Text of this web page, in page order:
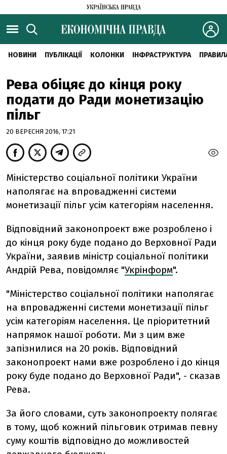
НОВИНИ ПУБЛІКАЦІЇ КОЛОНКИ ІНФРАСТРУКТУРА
Рева обіцяє до кінця року
подати до Ради монетизацію
пільг
20 ВЕРЕСНЯ 2016, 17:21
Міністерство соціальної політики України
наполягає на впровадженні системи
монетизації пільг усім категоріям населення.
Відповідний законопроект вже розроблено і
до кінця року буде подано до Верховної Ради
України, заявив міністр соціальної політики
Андрій Рева, повідомляє "Укрінформ".
"Міністерство соціальної політики наполягає
на впровадженні системи монетизації пільг
усім категоріям населення. Це пріоритетний
напрямок нашої роботи. Ми з цим вже
запізнилися на 20 років. Відповідний
законопроект нами вже розроблено і до кінця
року буде подано до Верховної Ради", - сказав
Рева.
За його словами, суть законопроекту полягає
в тому, щоб кожний пільговик отримав певну
суму коштів відповідно до можливостей